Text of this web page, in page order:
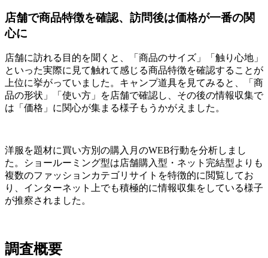
店舗で商品特徴を確認、訪問後は価格が一番の関
心に
店舗に訪れる目的を聞くと、「商品のサイズ」「触り心地」
といった実際に見て触れて感じる商品特徴を確認することが
上位に挙がっていました。キャンプ道具を見てみると、「商
品の形状」「使い方」を店舗で確認し、その後の情報収集で
は「価格」に関心が集まる様子もうかがえました。
洋服を題材に買い方別の購入月のWEB行動を分析しまし
た。ショールーミング型は店舗購入型・ネット完結型よりも
複数のファッションカテゴリサイトを特徴的に閲覧してお
り、インターネット上でも積極的に情報収集をしている様子
が推察されました。
調査概要